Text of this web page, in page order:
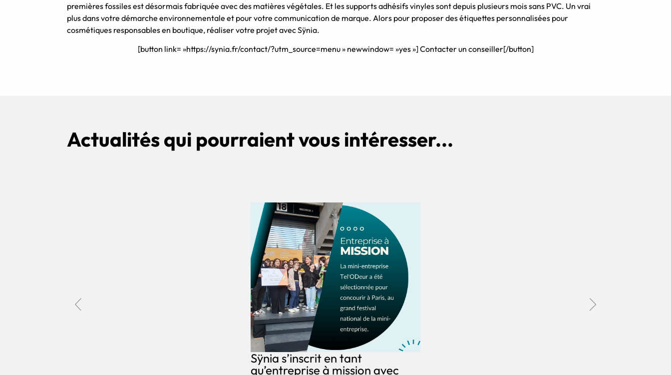
premières fossiles est désormais fabriquée avec des matières végétales. Et les supports adhésifs vinyles sont depuis plusieurs mois sans PVC. Un vrai
plus dans votre démarche environnementale et pour votre communication de marque. Alors pour proposer des étiquettes personnalisées pour
cosmétiques responsables en boutique, réaliser votre projet avec Sÿnia.
[button link= »https://synia.fr/contact/?utm_source=menu » newwindow= »yes »] Contacter un conseiller[/button]
Actualités qui pourraient vous intéresser...
Sÿnia s’inscrit en tant
qu’entreprise à mission avec